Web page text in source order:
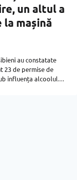
un altul a
mașină
au constatate
23 de permise de
influența alcoolului